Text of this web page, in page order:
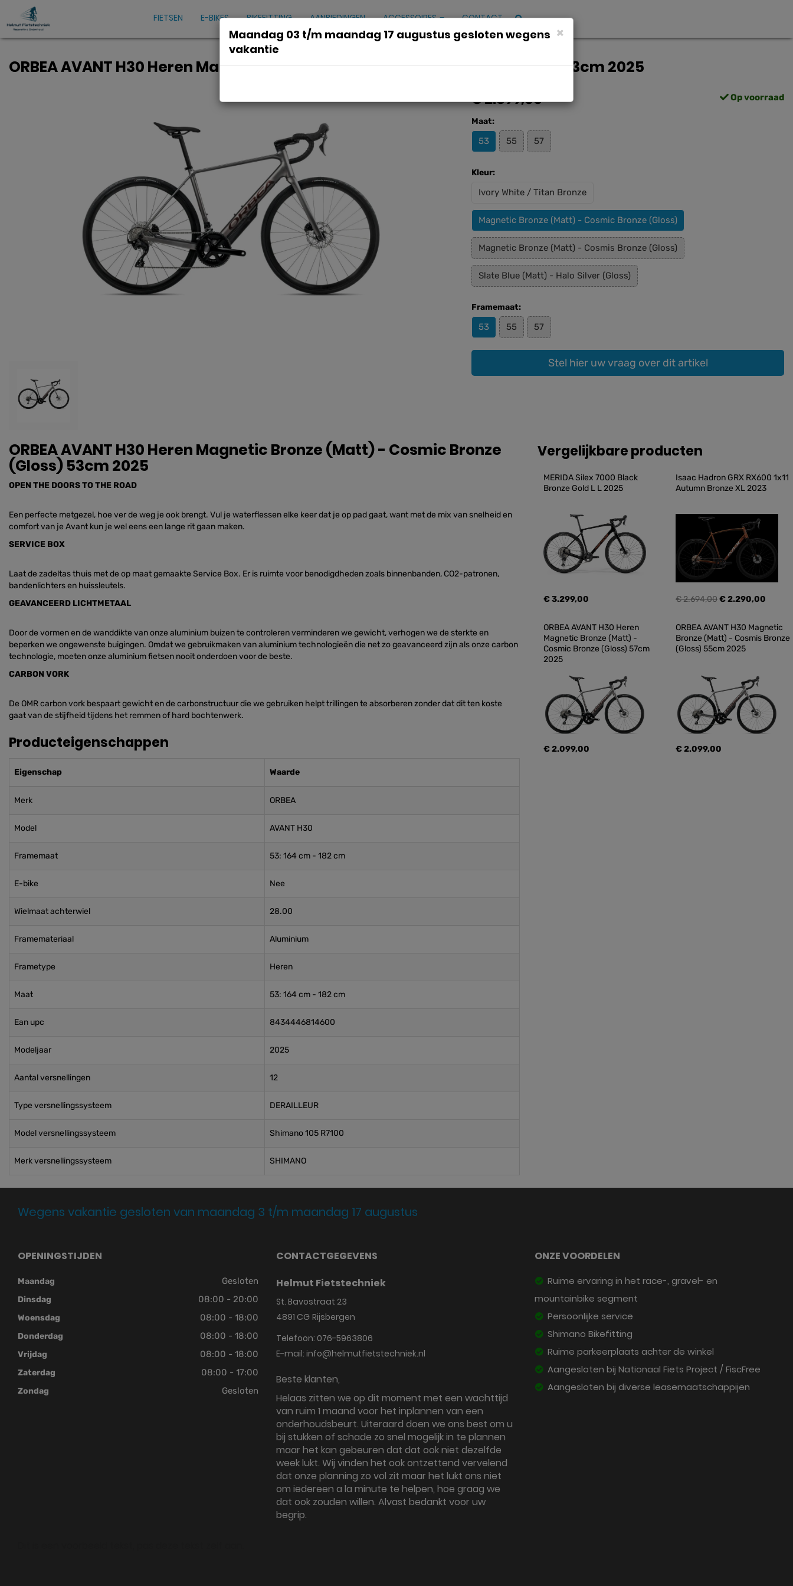
FIETSEN E-BIKES BIKEFITTING AANBIEDINGEN ACCESSOIRES CONTACT
ORBEA AVANT H30 Heren Magnetic Bronze (Matt) - Cosmic Bronze (Gloss) 53cm 2025
€ 2.099,00 Op voorraad
Maat:
53 55 57
Kleur:
Ivory White / Titan Bronze
Magnetic Bronze (Matt) - Cosmic Bronze (Gloss)
Magnetic Bronze (Matt) - Cosmis Bronze (Gloss)
Slate Blue (Matt) - Halo Silver (Gloss)
Framemaat:
53 55 57
Stel hier uw vraag over dit artikel
ORBEA AVANT H30 Heren Magnetic Bronze (Matt) - Cosmic Bronze
(Gloss) 53cm 2025
OPEN THE DOORS TO THE ROAD
Een perfecte metgezel, hoe ver de weg je ook brengt. Vul je waterflessen elke keer dat je op pad gaat, want met de mix van snelheid en
comfort van je Avant kun je wel eens een lange rit gaan maken.
SERVICE BOX
Laat de zadeltas thuis met de op maat gemaakte Service Box. Er is ruimte voor benodigdheden zoals binnenbanden, CO2-patronen,
bandenlichters en huissleutels.
GEAVANCEERD LICHTMETAAL
Door de vormen en de wanddikte van onze aluminium buizen te controleren verminderen we gewicht, verhogen we de sterkte en
beperken we ongewenste buigingen. Omdat we gebruikmaken van aluminium technologieën die net zo geavanceerd zijn als onze carbon
technologie, moeten onze aluminium fietsen nooit onderdoen voor de beste.
CARBON VORK
De OMR carbon vork bespaart gewicht en de carbonstructuur die we gebruiken helpt trillingen te absorberen zonder dat dit ten koste
gaat van de stijfheid tijdens het remmen of hard bochtenwerk.
Producteigenschappen
Eigenschap Waarde
Merk ORBEA
Model AVANT H30
Framemaat 53: 164 cm - 182 cm
E-bike Nee
Wielmaat achterwiel 28.00
Framemateriaal Aluminium
Frametype Heren
Maat 53: 164 cm - 182 cm
Ean upc 8434446814600
Modeljaar 2025
Aantal versnellingen 12
Type versnellingssysteem DERAILLEUR
Model versnellingssysteem Shimano 105 R7100
Merk versnellingssysteem SHIMANO
Vergelijkbare producten
MERIDA Silex 7000 Black
Bronze Gold L L 2025
€ 3.299,00
Isaac Hadron GRX RX600 1x11
Autumn Bronze XL 2023
€ 2.694,00€ 2.290,00
ORBEA AVANT H30 Heren
Magnetic Bronze (Matt) -
Cosmic Bronze (Gloss) 57cm
2025
€ 2.099,00
ORBEA AVANT H30 Magnetic
Bronze (Matt) - Cosmis Bronze
(Gloss) 55cm 2025
€ 2.099,00
Wegens vakantie gesloten van maandag 3 t/m maandag 17 augustus
OPENINGSTIJDEN
Maandag Gesloten
Dinsdag 08:00 - 20:00
Woensdag 08:00 - 18:00
Donderdag 08:00 - 18:00
Vrijdag 08:00 - 18:00
Zaterdag 08:00 - 17:00
Zondag Gesloten
CONTACTGEGEVENS
Helmut Fietstechniek
St. Bavostraat 23
4891 CG Rijsbergen
Telefoon: 076-5963806
E-mail: info@helmutfietstechniek.nl
Beste klanten,
Helaas zitten we op dit moment met een wachttijd
van ruim 1 maand voor het inplannen van een
onderhoudsbeurt. Uiteraard doen we ons best om u
bij stukken of schade zo snel mogelijk in te plannen
maar het kan gebeuren dat dat ook niet dezelfde
week lukt. Wij vinden het ook ontzettend vervelend
dat onze planning zo vol zit maar het lukt ons niet
om iedereen a la minute te helpen, hoe graag we
dat ook zouden willen. Alvast bedankt voor uw
begrip.
ONZE VOORDELEN
Ruime ervaring in het race-, gravel- en
mountainbike segment
Persoonlijke service
Shimano Bikefitting
Ruime parkeerplaats achter de winkel
Aangesloten bij Nationaal Fiets Project / FiscFree
Aangesloten bij diverse leasemaatschappijen
×
Maandag 03 t/m maandag 17 augustus gesloten wegens
vakantie